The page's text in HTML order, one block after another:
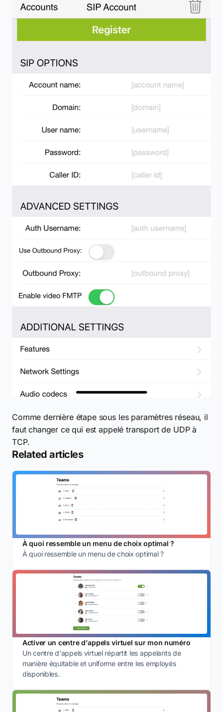
Comme dernière étape sous les paramètres réseau, il
faut changer ce qui est appelé transport de UDP à
TCP.
Related articles
À quoi ressemble un menu de choix optimal ?
À quoi ressemble un menu de choix optimal ?
Activer un centre d'appels virtuel sur mon numéro
Un centre d'appels virtuel répartit les appelants de
manière équitable et uniforme entre les employés
disponibles.